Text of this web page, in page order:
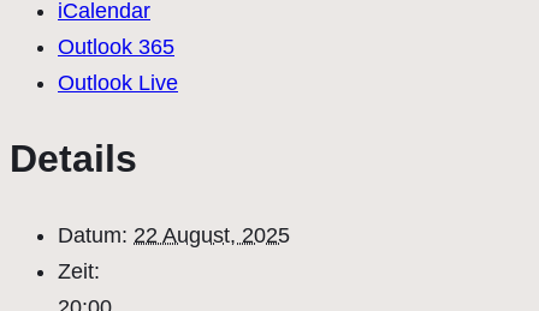
iCalendar
Outlook 365
Outlook Live
Details
Datum: 22 August, 2025
Zeit: